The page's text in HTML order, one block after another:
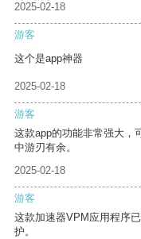
2025-02-18
游客
这个是app神器
2025-02-18
游客
这款app的功能非常强大，
中游刃有余。
2025-02-18
游客
这款加速器VPM应用程序
护。